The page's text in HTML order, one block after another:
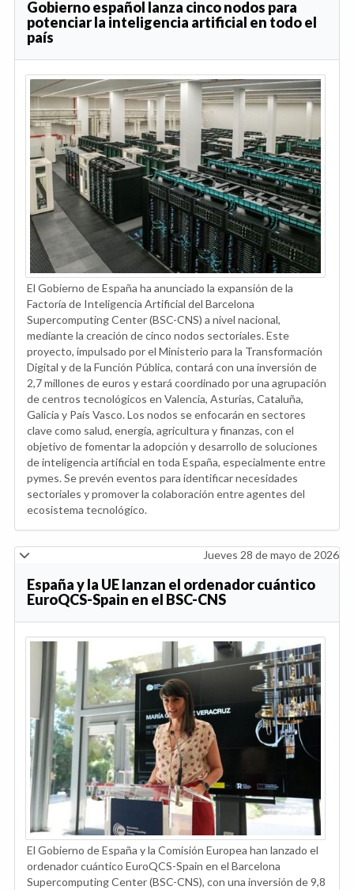
Gobierno español lanza cinco nodos para
potenciar la inteligencia artificial en todo el
país
El Gobierno de España ha anunciado la expansión de la
Factoría de Inteligencia Artificial del Barcelona
Supercomputing Center (BSC-CNS) a nivel nacional,
mediante la creación de cinco nodos sectoriales. Este
proyecto, impulsado por el Ministerio para la Transformación
Digital y de la Función Pública, contará con una inversión de
2,7 millones de euros y estará coordinado por una agrupación
de centros tecnológicos en Valencia, Asturias, Cataluña,
Galicia y País Vasco. Los nodos se enfocarán en sectores
clave como salud, energía, agricultura y finanzas, con el
objetivo de fomentar la adopción y desarrollo de soluciones
de inteligencia artificial en toda España, especialmente entre
pymes. Se prevén eventos para identificar necesidades
sectoriales y promover la colaboración entre agentes del
ecosistema tecnológico.
Jueves 28 de mayo de 2026
España y la UE lanzan el ordenador cuántico
EuroQCS-Spain en el BSC-CNS
El Gobierno de España y la Comisión Europea han lanzado el
ordenador cuántico EuroQCS-Spain en el Barcelona
Supercomputing Center (BSC-CNS), con una inversión de 9,8